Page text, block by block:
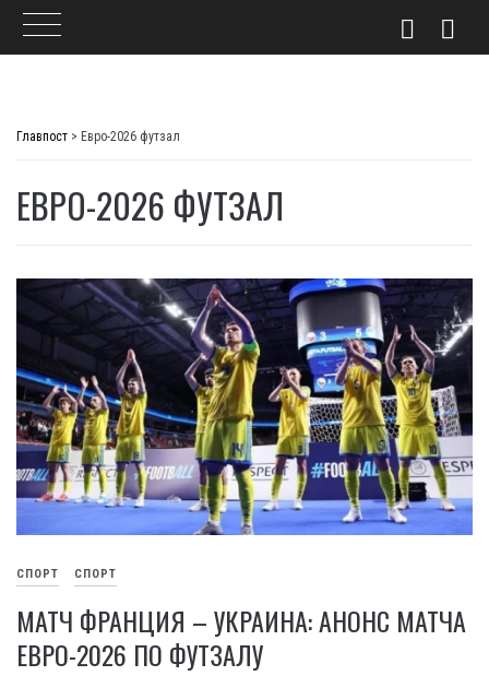
Главпост > Евро-2026 футзал
ЕВРО-2026 ФУТЗАЛ
СПОРТ СПОРТ
МАТЧ ФРАНЦИЯ – УКРАИНА: АНОНС МАТЧА
ЕВРО-2026 ПО ФУТЗАЛУ